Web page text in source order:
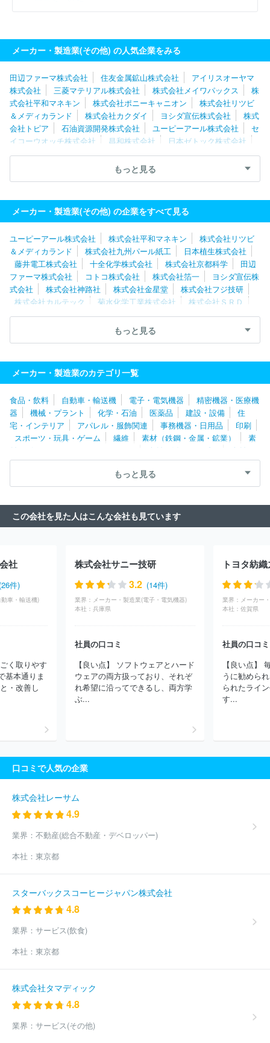
メーカー・製造業(その他) の人気企業をみる
田辺ファーマ株式会社 住友金属鉱山株式会社
アイリスオーヤマ
株式会社
三菱マテリアル株式会社 株式会社メイワパックス
株
式会社平和マネキン
株式会社ポニーキャニオン
株式会社リツビ
＆メディカランド
株式会社カクダイ ヨシダ宣伝株式会社
株式
会社トピア
石油資源開発株式会社 ユーピーアール株式会社
セ
イコーウオッチ株式会社
昌和株式会社
日本ゼトック株式会社
株式会社浅野
ミツワ電機工業株式会社 株式会社タイカ
藤井
株式会社エーアンドティーＨＤ
日本植生株式会社
会社
三和パッキング工業株式会社 株式会社京都科学
もっと見る
メーカー・製造業(その他) の企業をすべて見る
ユーピーアール株式会社 株式会社平和マネキン
株式会社リツビ
＆メディカランド
株式会社九州パール紙工
日本植生株式会社
藤井電工株式会社
十全化学株式会社 株式会社京都科学
田辺
ファーマ株式会社
コトコ株式会社 株式会社箔一
ヨシダ宣伝株
式会社
株式会社神路社 株式会社金星堂
株式会社フジ技研
株式会社カルテック
菊水化学工業株式会社
株式会社ＳＲＤ
港製器工業株式会社
株式会社カクダイ サンコー株式会社
株
ミツワ電機工業株式会社
三和パッキング工業株式
会社
会社
野村建設工業株式会社 株式会社フレンズ
株式会社浅野
株式会社リッジワークス
株式会社オーリス
宝舞台株式会社
株式会社フィアロコーポレーション
日本飛行機
株式会社
日宝化学株式会社 株式会社クオカード
協和合金株式
会社
株式会社情報工房 ユニット株式会社
株式会社フジアー
ル
株式会社谷沢製作所 株式会社サンブライト
株式会社ビジネ
株式会社三井Ｅ＆Ｓ
ック株式会社
株式会社クラップハンズ
三菱マテリアル株式会社
石油資源開発株式会社
株式会社ポニーキャニオン
カ
セイコーウオッチ株式会社 多田建設株式会社
株式会社カル
ト
株式会社オガワ 株式会社バーナードソフト
株式会社佐々部
材木店
株式会社相武機械 安永広告株式会社
株式会社ニッシ
ン
株式会社中川木型製作所
社
伊福精密株式会社 ＩＮＴＥＲＬＩＮＥ株式会社
大森システ
有限会社丸忠木型製作所
有限会社広和プラスチ
金属株式会社
株式会社エル・インターフェース
株式会社モード
工芸
有限会社やんばる自然塾 コイト電工株式会社
ほか(1048
件)
もっと見る
メーカー・製造業のカテゴリ一覧
食品・飲料 自動車・輸送機 電子・電気機器
精密機器・医療機
器
機械・プラント 化学・石油 医薬品 建設・設備
住
宅・インテリア
アパレル・服飾関連 事務機器・日用品
印刷
スポーツ・玩具・ゲーム
繊維 素材（鉄鋼・金属・鉱業）
素
材（ゴム・ガラス・セラミックス）
素材（紙・パルプ）
素材
（その他）
農林・水産 たばこ・飼料 その他
もっと見る
この会社を見た人はこんな会社も見ています
社
件)
車・輸送機)
く取りやす
基本通りま
・改善し
株式会社サニー技研
3.2 (14件)
業界： メーカー・製造業(電子・電気機器)
本社： 兵庫県
社員の口コミ
【良い点】 ソフトウェアとハード
ウェアの両方扱っており、それぞ
れ希望に沿ってできるし、両方学
ぶ...
トヨタ紡
業界： メーカー
本社： 佐賀県
社員の口コミ
【良い点】
うに勧めら
られたライ
す...
口コミで人気の企業
株式会社レーサム
4.9
業界： 不動産(総合不動産・デベロッパー)
本社： 東京都
スターバックスコーヒージャパン株式会社
4.8
業界： サービス(飲食)
本社： 東京都
株式会社タマディック
4.8
業界： サービス(その他)